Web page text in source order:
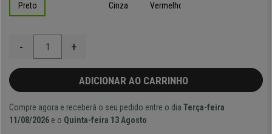
Preto
Cinza
Vermelho
- +
ADICIONAR AO CARRINHO
Compre agora e receberá o seu pedido entre o dia Terça-feira
11/08/2026 e o Quinta-feira 13 Agosto